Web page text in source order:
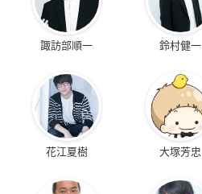
諏訪部順一 鈴村健一
花江夏樹 大塚芳忠